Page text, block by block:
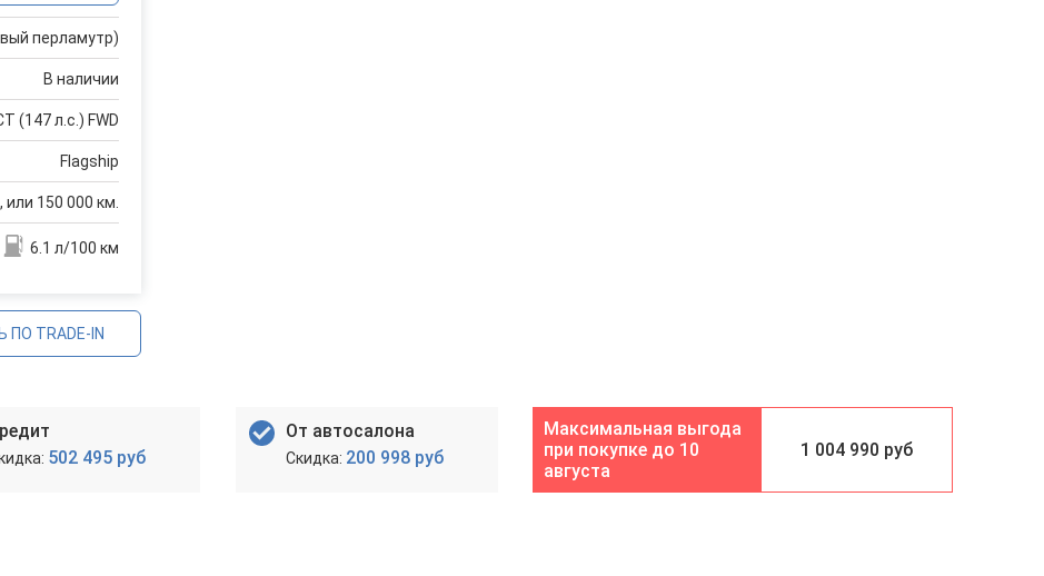
перламутр)
В наличии
(147 л.с.) FWD
Flagship
или 150 000 км.
6.1 л/100 км
TRADE-IN
502 495 руб
От автосалона
200 998 руб
10
августа
1 004 990 руб